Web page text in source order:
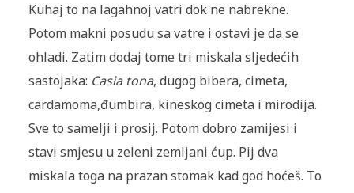
Kuhaj to na lagahnoj vatri dok ne nabrekne.
Potom makni posudu sa va­tre i ostavi je da se
ohladi. Zatim dodaj tome tri miskala sljedećih
sasto­jaka: Casia tona, dugog bibera, cimeta,
cardamoma,đumbira, kineskog cimeta i mirodija.
Sve to samelji i prosij. Potom dobro zamijesi i
stavi smjesu u zeleni zemljani ćup. Pij dva
miskala toga na prazan stomak kad god hoćeš. To